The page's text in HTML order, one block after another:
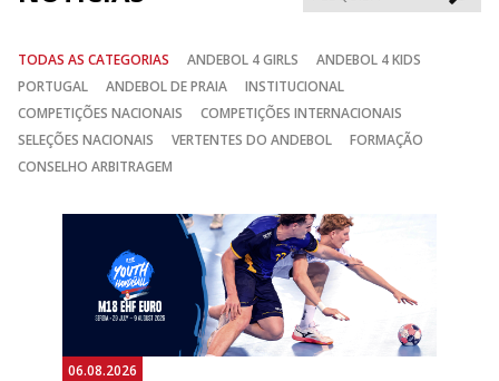
TODAS AS CATEGORIAS ANDEBOL 4 GIRLS
ANDEBOL 4 KIDS
PORTUGAL
ANDEBOL DE PRAIA
INSTITUCIONAL
COMPETIÇÕES NACIONAIS
COMPETIÇÕES INTERNACIONAIS
SELEÇÕES NACIONAIS
VERTENTES DO ANDEBOL
FORMAÇÃO
CONSELHO ARBITRAGEM
06.08.2026